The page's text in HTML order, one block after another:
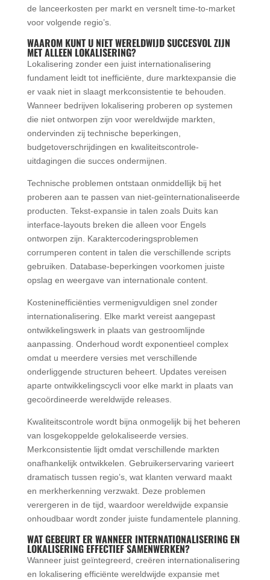
de lanceerkosten per markt en versnelt time-to-market
voor volgende regio’s.
WAAROM KUNT U NIET WERELDWIJD SUCCESVOL ZIJN
MET ALLEEN LOKALISERING?
Lokalisering zonder een juist internationalisering
fundament leidt tot inefficiënte, dure marktexpansie die
er vaak niet in slaagt merkconsistentie te behouden.
Wanneer bedrijven lokalisering proberen op systemen
die niet ontworpen zijn voor wereldwijde markten,
ondervinden zij technische beperkingen,
budgetoverschrijdingen en kwaliteitscontrole-
uitdagingen die succes ondermijnen.
Technische problemen ontstaan onmiddellijk bij het
proberen aan te passen van niet-geïnternationaliseerde
producten. Tekst-expansie in talen zoals Duits kan
interface-layouts breken die alleen voor Engels
ontworpen zijn. Karaktercoderingsproblemen
corrumperen content in talen die verschillende scripts
gebruiken. Database-beperkingen voorkomen juiste
opslag en weergave van internationale content.
Kosteninefficiënties vermenigvuldigen snel zonder
internationalisering. Elke markt vereist aangepast
ontwikkelingswerk in plaats van gestroomlijnde
aanpassing. Onderhoud wordt exponentieel complex
omdat u meerdere versies met verschillende
onderliggende structuren beheert. Updates vereisen
aparte ontwikkelingscycli voor elke markt in plaats van
gecoördineerde wereldwijde releases.
Kwaliteitscontrole wordt bijna onmogelijk bij het beheren
van losgekoppelde gelokaliseerde versies.
Merkconsistentie lijdt omdat verschillende markten
onafhankelijk ontwikkelen. Gebruikerservaring varieert
dramatisch tussen regio’s, wat klanten verward maakt
en merkherkenning verzwakt. Deze problemen
verergeren in de tijd, waardoor wereldwijde expansie
onhoudbaar wordt zonder juiste fundamentele planning.
WAT GEBEURT ER WANNEER INTERNATIONALISERING EN
LOKALISERING EFFECTIEF SAMENWERKEN?
Wanneer juist geïntegreerd, creëren internationalisering
en lokalisering efficiënte wereldwijde expansie met